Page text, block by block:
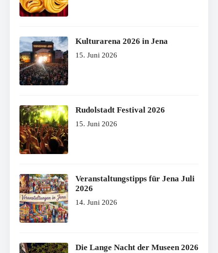
Kulturarena 2026 in Jena
15. Juni 2026
Rudolstadt Festival 2026
15. Juni 2026
Veranstaltungstipps für Jena Juli
2026
14. Juni 2026
Die Lange Nacht der Museen 2026